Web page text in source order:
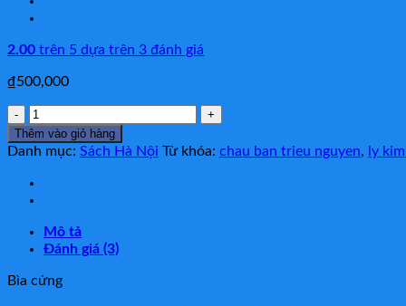
2.00 trên 5 dựa trên 3 đánh giá
₫500,000
Châu
bản
Triều
số
lượng
Thêm vào giỏ hàng
Danh mục: Sách Hà Nội Từ khóa: chau ban trieu nguyen, ly
Mô tả
Đánh giá (3)
Bìa cứng